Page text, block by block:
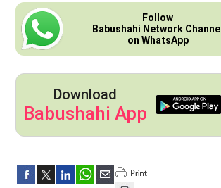
Follow
Babushahi Network Channel
on WhatsApp
Download
Babushahi App